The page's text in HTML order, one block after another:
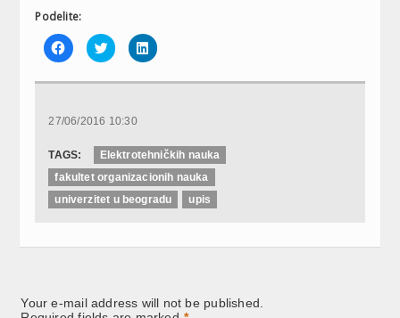
Podelite:
Click
to
share
Facebook
new
Click
to
share
Twitter
new
Click
to
LinkedIn
27/06/2016 10:30
TAGS:
Elektrotehničkih nauka
fakultet organizacionih nauka
univerzitet u beogradu
upis
Your e-mail address will not be published.